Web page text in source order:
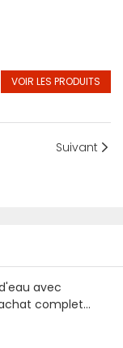
VOIR LES PRODUITS
Suivant
avec
complet